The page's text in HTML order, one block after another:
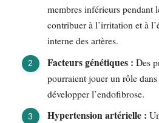
membres inférieurs pendant
contribuer à l’irritation et à
interne des artères.
Facteurs génétiques : Des
pourraient jouer un rôle
développer l’endofibrose.
Hypertension artérielle :